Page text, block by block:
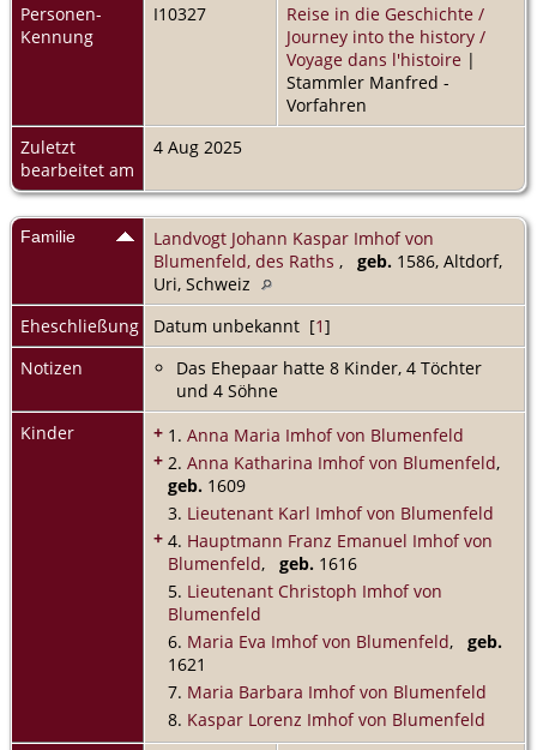
Personen-
Kennung
I10327
Reise in die Geschichte /
Journey into the history /
Voyage dans l'histoire |
Stammler Manfred -
Vorfahren
Zuletzt
bearbeitet am
4 Aug 2025
Familie
Landvogt Johann Kaspar Imhof von
Blumenfeld, des Raths , geb. 1586, Altdorf,
Uri, Schweiz
Eheschließung
Datum unbekannt [1]
Notizen
Das Ehepaar hatte 8 Kinder, 4 Töchter
und 4 Söhne
Kinder
+ 1. Anna Maria Imhof von Blumenfeld
+ 2. Anna Katharina Imhof von Blumenfeld,
geb. 1609
3. Lieutenant Karl Imhof von Blumenfeld
+ 4. Hauptmann Franz Emanuel Imhof von
Blumenfeld, geb. 1616
5. Lieutenant Christoph Imhof von
Blumenfeld
6. Maria Eva Imhof von Blumenfeld, geb.
1621
7. Maria Barbara Imhof von Blumenfeld
8. Kaspar Lorenz Imhof von Blumenfeld